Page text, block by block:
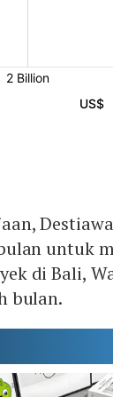
untuk
di Bali,
bulan.